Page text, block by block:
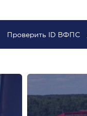
Проверить ID ВФПС